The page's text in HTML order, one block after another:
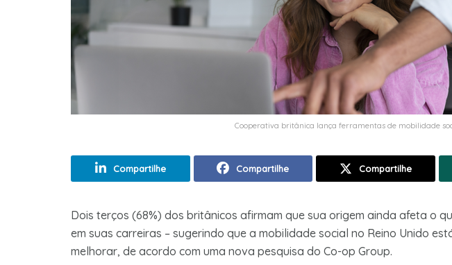
Cooperativa britânica lança ferramentas de mobilidade
Compartilhe Compartilhe Compartilhe
Dois terços (68%) dos britânicos afirmam que sua origem ainda afeta o
em suas carreiras – sugerindo que a mobilidade social no Reino Unido
melhorar, de acordo com uma nova pesquisa do Co-op Group.